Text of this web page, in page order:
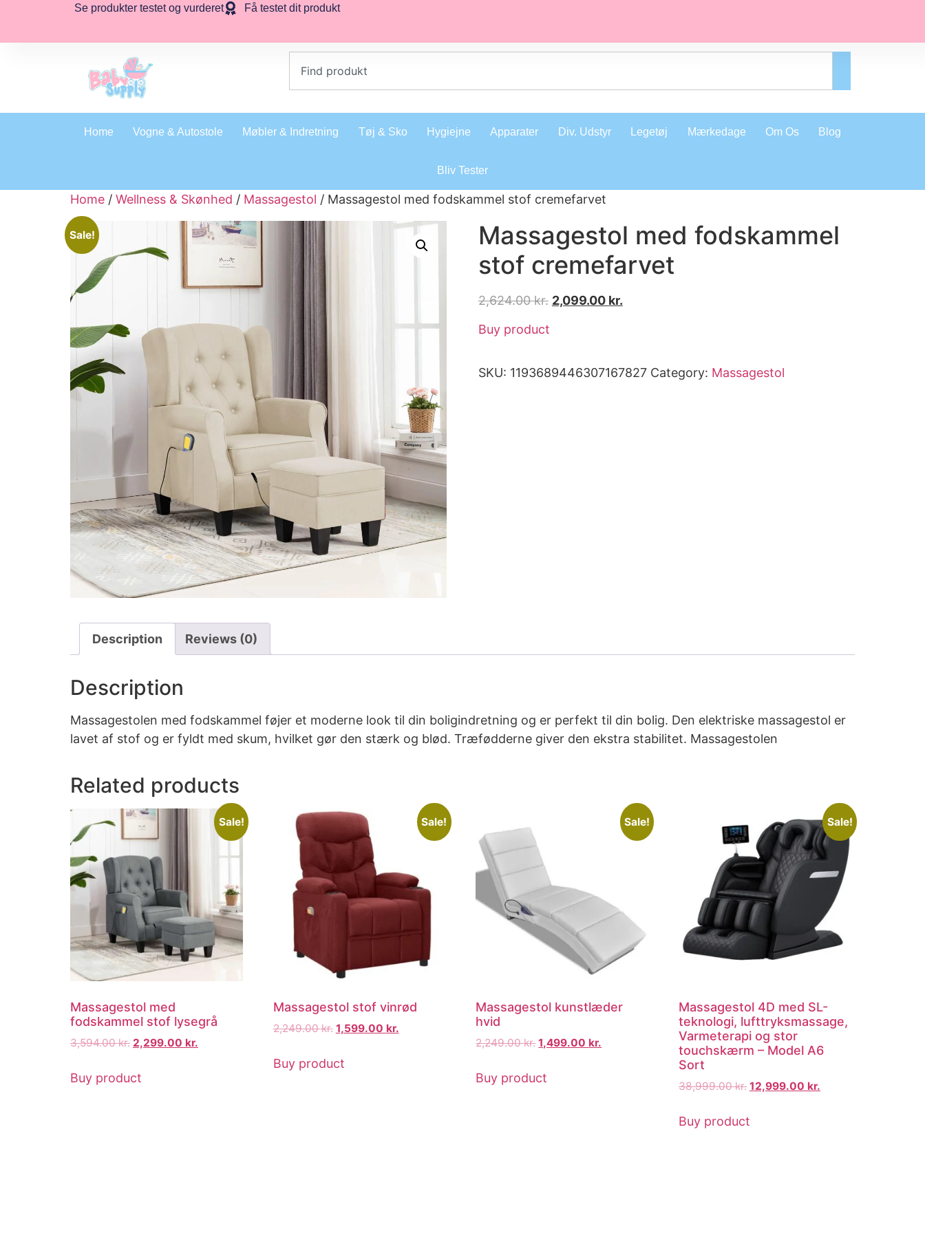
Se produkter testet og vurderet Få testet dit produkt
Home Vogne & Autostole Møbler & Indretning Tøj & Sko Hygiejne Apparater Div. Udstyr Legetøj Mærkedage Om Os Blog
Bliv Tester
Home / Wellness & Skønhed / Massagestol / Massagestol med fodskammel stof cremefarvet
Sale!
Massagestol med fodskammel
stof cremefarvet
2,624.00kr. 2,099.00 kr.
Buy product
SKU: 1193689446307167827 Category: Massagestol
Description Reviews (0)
Description
Massagestolen med fodskammel føjer et moderne look til din boligindretning og er perfekt til din bolig. Den elektriske massagestol er
lavet af stof og er fyldt med skum, hvilket gør den stærk og blød. Træfødderne giver den ekstra stabilitet. Massagestolen
Related products
Sale!
Massagestol med
fodskammel stof lysegrå
3,594.00kr. 2,299.00 kr.
Buy product
Sale!
Massagestol stof vinrød
2,249.00kr. 1,599.00 kr.
Buy product
Sale!
Massagestol kunstlæder
hvid
2,249.00kr. 1,499.00 kr.
Buy product
Sale!
Massagestol 4D med SL-
teknologi, lufttryksmassage,
Varmeterapi og stor
touchskærm – Model A6
Sort
38,999.00kr. 12,999.00 kr.
Buy product